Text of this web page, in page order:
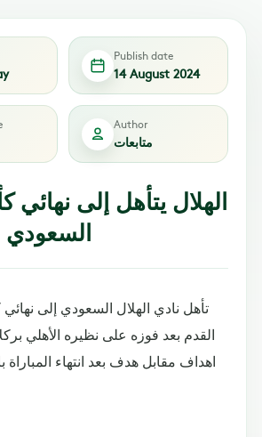
Publish date
14 August 2024
Author
متابعات
الهلال يتأهل إلى نهائي
السعودي
تأهل نادي الهلال السعودي إلى
القدم بعد فوزه على نظيره الأهلي
اهداف مقابل هدف بعد انتهاء